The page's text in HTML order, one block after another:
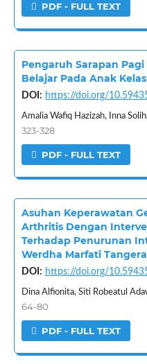
PDF - FULL TEXT
Pengaruh Sarapan
Belajar Pada Anak
DOI: https://doi.org/
Amalia Wafiq Hazizah, Inna
323-328
PDF - FULL TEXT
Asuhan Keperawatan
Arthritis Dengan
Terhadap Penurunan
Werdha Marfati
DOI: https://doi.org/
Dina Alfionita, Siti Robeatul
64-80
PDF - FULL TEXT